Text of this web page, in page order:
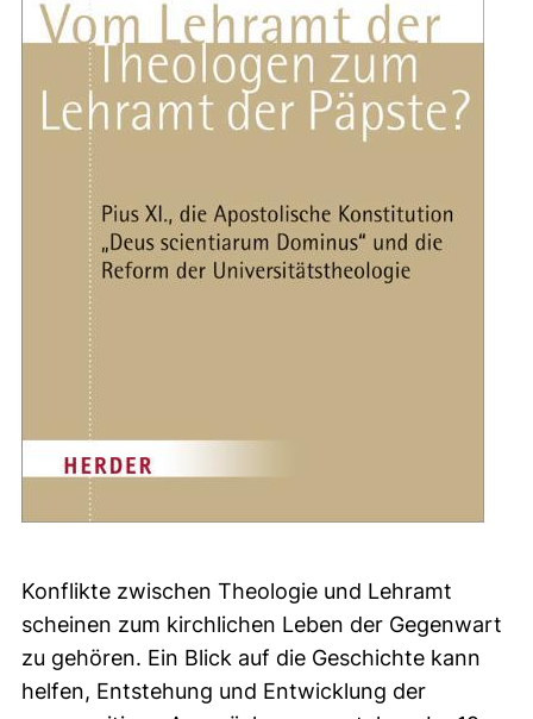
Konflikte zwischen Theologie und Lehramt
scheinen zum kirchlichen Leben der Gegenwart
zu gehören. Ein Blick auf die Geschichte kann
helfen, Entstehung und Entwicklung der